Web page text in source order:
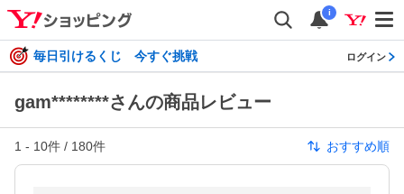
i
毎日引けるくじ 今すぐ挑戦 ログイン
gam********さんの商品レビュー
1 - 10件 / 180件 おすすめ順